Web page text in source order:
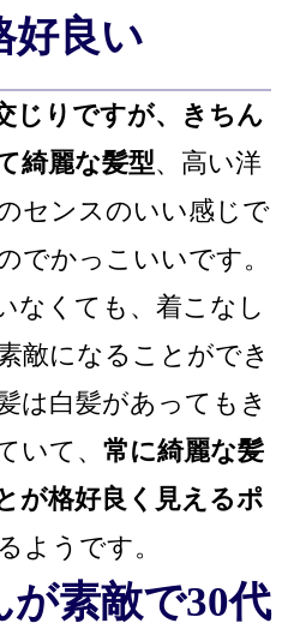
好良い
じりですが、きちん
綺麗な髪型、高い洋
センスのいい感じで
でかっこいいです。
なくても、着こなし
敵になることができ
は白髪があってもき
いて、 常に綺麗な髪
が格好良く見えるポ
ようです。
が素敵で30代